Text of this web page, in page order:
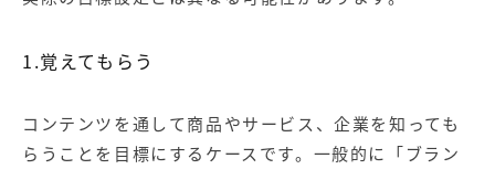
1.覚えてもらう
コンテンツを通して商品やサービス、企業を知っても
らうことを目標にするケースです。一般的に「ブラン